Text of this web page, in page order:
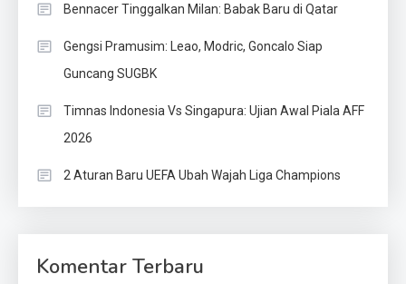
Bennacer Tinggalkan Milan: Babak Baru di Qatar
Gengsi Pramusim: Leao, Modric, Goncalo Siap
Guncang SUGBK
Timnas Indonesia Vs Singapura: Ujian Awal Piala AFF
2026
2 Aturan Baru UEFA Ubah Wajah Liga Champions
Komentar Terbaru